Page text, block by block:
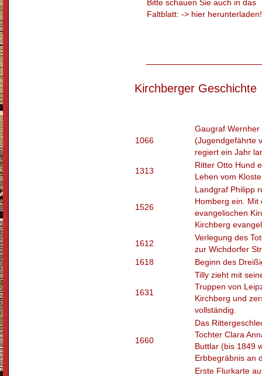
Bitte schauen Sie auch in das
Faltblatt: -> hier herunterladen!
Kirchberger Geschichte
1066
Gaugraf
(Jugendgefährte
regiert ein Jahr
1313
Ritter Otto Hund
Lehen vom
1526
Landgraf Philipp
Homberg ein. Mit
evangelischen
Kirchberg
1612
Verlegung des
zur Wichdorfer
1618
Beginn des
1631
Tilly zieht mit
Truppen von
Kirchberg und
vollständig.
1660
Das
Tochter Clara
Buttlar (bis 1849
Erbbegräbnis an
Erste Flurkarte